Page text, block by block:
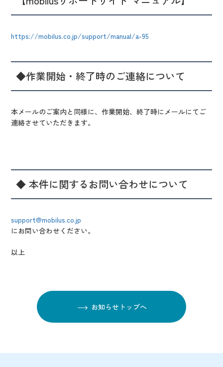
https://mobilus.co.jp/support/manual/a-95
◆作業開始・終了時のご連絡について
本メールのご案内と同様に、作業開始、終了時にメールにてご
連絡させていただきます。
◆ 本件に関するお問い合わせについて
support@mobilus.co.jp
にお問い合わせください。
以上
お知らせトップへ